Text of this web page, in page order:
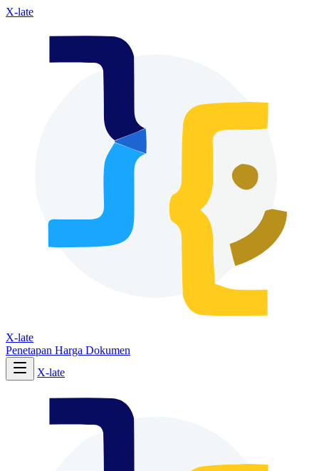
X-late
X-late
Penetapan Harga Dokumen
X-late